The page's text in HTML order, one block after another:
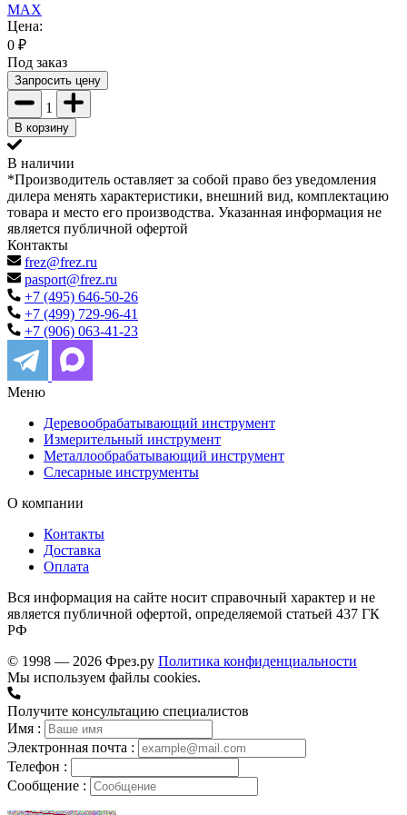
MAX
Цена:
0 ₽
Под заказ
Запросить цену
1
В корзину
В наличии
*Производитель оставляет за собой право без уведомления
дилера менять характеристики, внешний вид, комплектацию
товара и место его производства. Указанная информация не
является публичной офертой
Контакты
frez@frez.ru
pasport@frez.ru
+7 (495) 646-50-26
+7 (499) 729-96-41
+7 (906) 063-41-23
Меню
Деревообрабатывающий инструмент
Измерительный инструмент
Металлообрабатывающий инструмент
Слесарные инструменты
О компании
Контакты
Доставка
Оплата
Вся информация на сайте носит справочный характер и не
является публичной офертой, определяемой статьей 437 ГК
РФ
© 1998 — 2026 Фрез.ру Политика конфиденциальности
Мы используем файлы cookies.
Получите консультацию специалистов
Имя :
Электронная почта :
Телефон :
Сообщение :